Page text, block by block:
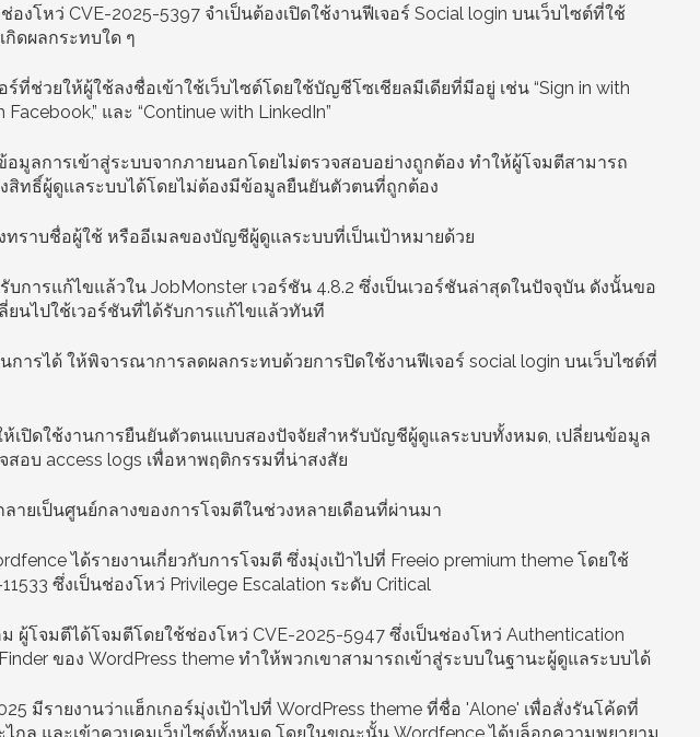
องโหว่ CVE-2025-5397 จำเป็นต้องเปิดใช้งานฟีเจอร์ Social login บนเว็บไซต์ที่ใช้
ดผลกระทบใด ๆ
ร์ที่ช่วยให้ผู้ใช้ลงชื่อเข้าใช้เว็บไซต์โดยใช้บัญชีโซเชียลมีเดียที่มีอยู่ เช่น “Sign in with
Facebook,” และ “Continue with LinkedIn”
อมูลการเข้าสู่ระบบจากภายนอกโดยไม่ตรวจสอบอย่างถูกต้อง ทำให้ผู้โจมตีสามารถ
สิทธิ์ผู้ดูแลระบบได้โดยไม่ต้องมีข้อมูลยืนยันตัวตนที่ถูกต้อง
ทราบชื่อผู้ใช้ หรืออีเมลของบัญชีผู้ดูแลระบบที่เป็นเป้าหมายด้วย
บการแก้ไขแล้วใน JobMonster เวอร์ชัน 4.8.2 ซึ่งเป็นเวอร์ชันล่าสุดในปัจจุบัน ดังนั้นขอ
ยนไปใช้เวอร์ชันที่ได้รับการแก้ไขแล้วทันที
การได้ ให้พิจารณาการลดผลกระทบด้วยการปิดใช้งานฟีเจอร์ social login บนเว็บไซต์ที่
เปิดใช้งานการยืนยันตัวตนแบบสองปัจจัยสำหรับบัญชีผู้ดูแลระบบทั้งหมด, เปลี่ยนข้อมูล
สอบ access logs เพื่อหาพฤติกรรมที่น่าสงสัย
ลายเป็นศูนย์กลางของการโจมตีในช่วงหลายเดือนที่ผ่านมา
ได้รายงานเกี่ยวกับการโจมตี ซึ่งมุ่งเป้าไปที่ Freeio premium theme โดยใช้
ซึ่งเป็นช่องโหว่ Privilege Escalation ระดับ Critical
ผู้โจมตีได้โจมตีโดยใช้ช่องโหว่ CVE-2025-5947 ซึ่งเป็นช่องโหว่ Authentication
ของ WordPress theme ทำให้พวกเขาสามารถเข้าสู่ระบบในฐานะผู้ดูแลระบบได้
มีรายงานว่าแฮ็กเกอร์มุ่งเป้าไปที่ WordPress theme ที่ชื่อ 'Alone' เพื่อสั่งรันโค้ดที่